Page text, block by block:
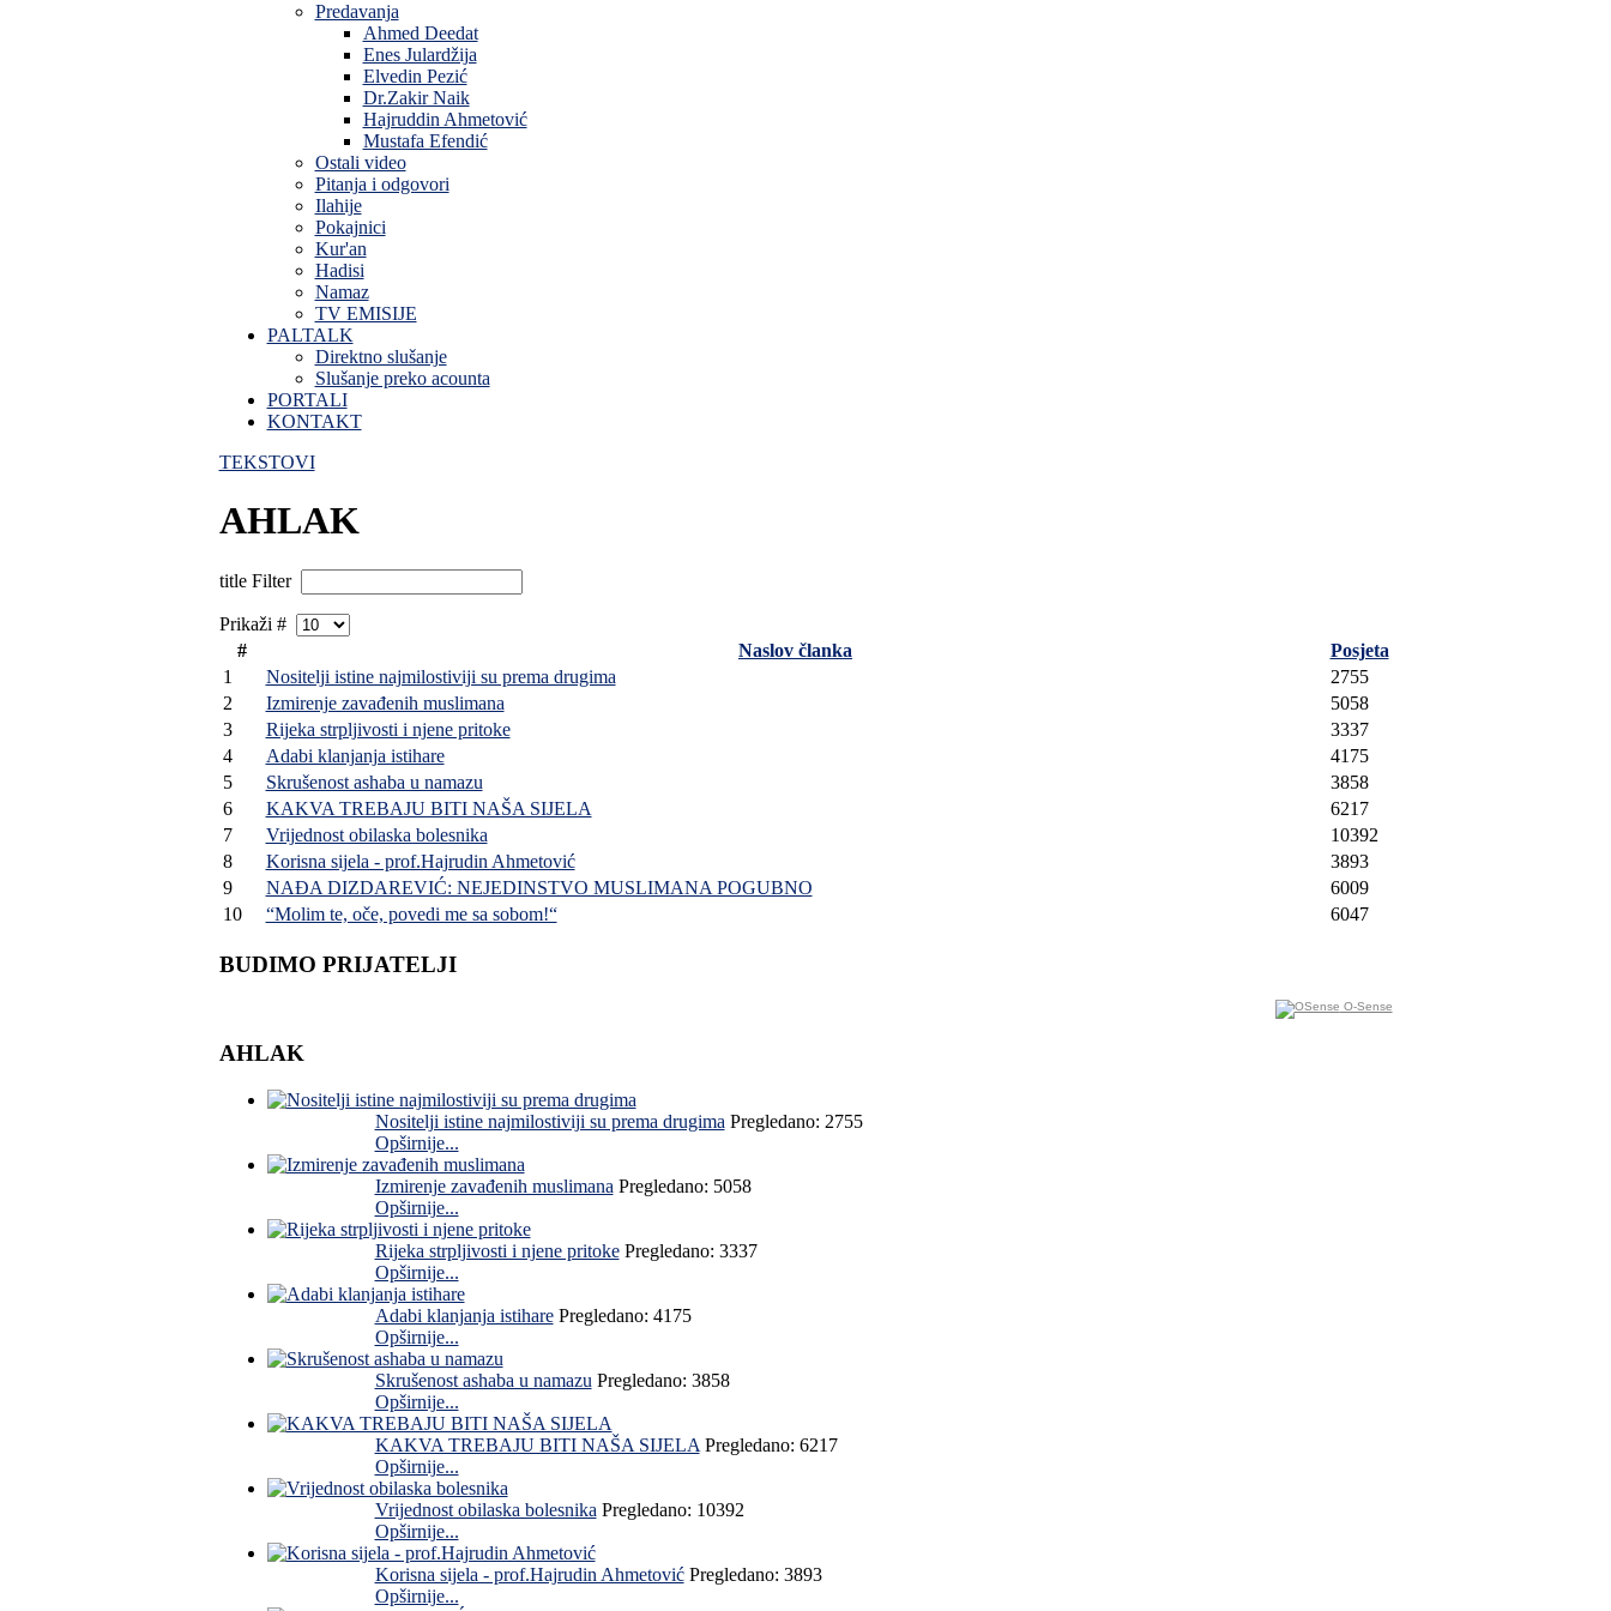
Predavanja
Ahmed Deedat
Enes Julardžija
Elvedin Pezić
Dr.Zakir Naik
Hajruddin Ahmetović
Mustafa Efendić
Ostali video
Pitanja i odgovori
Ilahije
Pokajnici
Kur'an
Hadisi
Namaz
TV EMISIJE
PALTALK
Direktno slušanje
Slušanje preko acounta
PORTALI
KONTAKT
TEKSTOVI
AHLAK
title Filter
Prikaži #
#
Naslov članka
Posjeta
1
Nositelji istine najmilostiviji su prema drugima
2755
2
Izmirenje zavađenih muslimana
5058
3
Rijeka strpljivosti i njene pritoke
3337
4
Adabi klanjanja istihare
4175
5
Skrušenost ashaba u namazu
3858
6
KAKVA TREBAJU BITI NAŠA SIJELA
6217
7
Vrijednost obilaska bolesnika
10392
8
Korisna sijela - prof.Hajrudin Ahmetović
3893
9
NAĐA DIZDAREVIĆ: NEJEDINSTVO MUSLIMANA POGUBNO
6009
10
“Molim te, oče, povedi me sa sobom!“ 6047
BUDIMO PRIJATELJI
O-Sense
AHLAK
Nositelji istine najmilostiviji su prema drugima Pregledano: 2755
Opširnije...
Izmirenje zavađenih muslimana Pregledano: 5058
Opširnije...
Rijeka strpljivosti i njene pritoke Pregledano: 3337
Opširnije...
Adabi klanjanja istihare Pregledano: 4175
Opširnije...
Skrušenost ashaba u namazu Pregledano: 3858
Opširnije...
KAKVA TREBAJU BITI NAŠA SIJELA Pregledano: 6217
Opširnije...
Vrijednost obilaska bolesnika Pregledano: 10392
Opširnije...
Korisna sijela - prof.Hajrudin Ahmetović Pregledano: 3893
Opširnije...